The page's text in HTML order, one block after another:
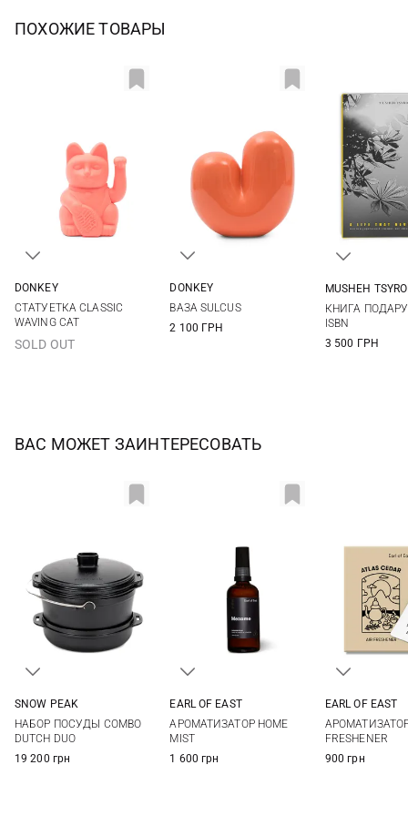
ПОХОЖИЕ ТОВАРЫ
DONKEY
СТАТУЕТКА CLASSIC
WAVING CAT
SOLD OUT
DONKEY
ВАЗА SULCUS
2 100 ГРН
MUSHEH
КНИГА
ISBN
3 500 ГРН
ВАС МОЖЕТ ЗАИНТЕРЕСОВАТЬ
SNOW PEAK
НАБОР ПОСУДЫ COMBO
DUTCH DUO
19 200 грн
EARL OF EAST
АРОМАТИЗАТОР HOME
MIST
1 600 грн
EARL OF EAST
FRESHENER
900 грн